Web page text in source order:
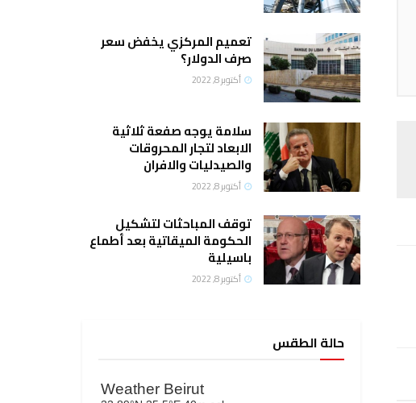
تعميم المركزي يخفض سعر
صرف الدولار؟
أكتوبر 8, 2022
سلامة يوجه صفعة ثلاثية
الابعاد لتجار المحروقات
والصيدليات والافران
أكتوبر 8, 2022
توقف المباحثات لتشكيل
الحكومة الميقاتية بعد أطماع
باسيلية
أكتوبر 8, 2022
حالة الطقس